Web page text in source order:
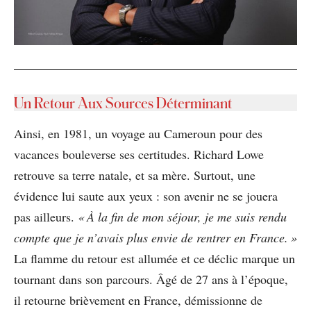
Un Retour Aux Sources Déterminant
Ainsi, en 1981, un voyage au Cameroun pour des
vacances bouleverse ses certitudes. Richard Lowe
retrouve sa terre natale, et sa mère. Surtout, une
évidence lui saute aux yeux : son avenir ne se jouera
pas ailleurs. « À la fin de mon séjour, je me suis rendu
compte que je n’avais plus envie de rentrer en France. »
La flamme du retour est allumée et ce déclic marque un
tournant dans son parcours. Âgé de 27 ans à l’époque,
il retourne brièvement en France, démissionne de